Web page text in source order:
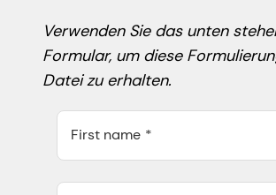
Verwenden Sie das unten
Formular, um diese
Datei zu erhalten.
First name